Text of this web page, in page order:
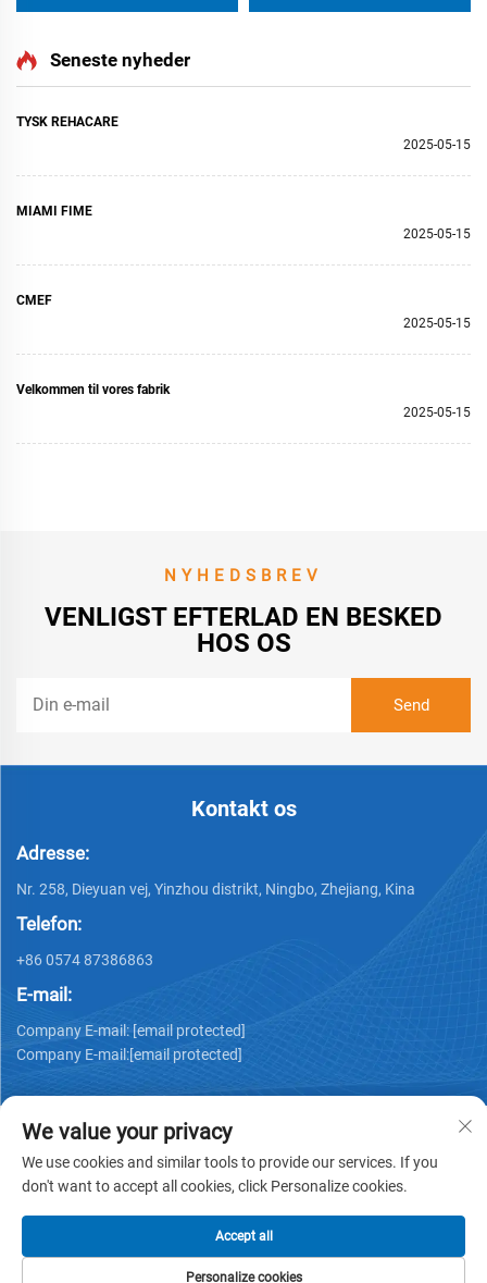
Pris Med Spor Elektrisk
Seneste nyheder
TYSK REHACARE
2025-05-15
MIAMI FIME
2025-05-15
CMEF
2025-05-15
Velkommen til vores fabrik
2025-05-15
NYHEDSBREV
VENLIGST EFTERLAD EN BESKED
HOS OS
Kontakt os
Adresse:
Nr. 258, Dieyuan vej, Yinzhou distrikt, Ningbo, Zhejiang, Kina
Telefon:
+86 0574 87386863
E-mail:
Company E-mail:[email protected]
Company E-mail:[email protected]
Privatlivspolitik
We value your privacy
We use cookies and similar tools to provide our services. If you
don't want to accept all cookies, click Personalize cookies.
Personalize cookies
Accept all